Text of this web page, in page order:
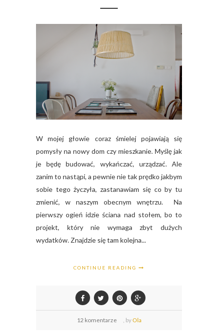
W mojej głowie coraz śmielej pojawiają się
pomysły na nowy dom czy mieszkanie. Myślę jak
je będę budować, wykańczać, urządzać. Ale
zanim to nastąpi, a pewnie nie tak prędko jakbym
sobie tego życzyła, zastanawiam się co by tu
zmienić, w naszym obecnym wnętrzu. Na
pierwszy ogień idzie ściana nad stołem, bo to
projekt, który nie wymaga zbyt dużych
wydatków. Znajdzie się tam kolejna...
CONTINUE READING
12 komentarze , by Ola